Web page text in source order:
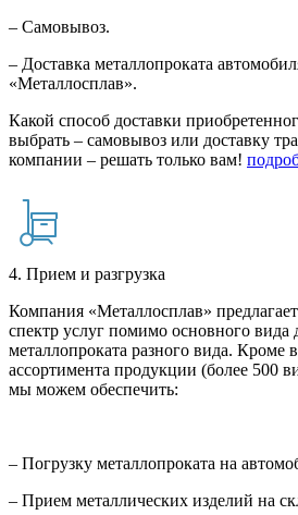
– Самовывоз.
– Доставка металлопроката
«Металлосплав».
Какой способ доставки
выбрать – самовывоз или доставку
компании – решать только вам!
4. Прием и разгрузка
Компания «Металлосплав»
спектр услуг помимо основного вида
металлопроката разного вида. Кроме
ассортимента продукции (более 500
мы можем обеспечить:
– Погрузку металлопроката на
– Прием металлических изделий на